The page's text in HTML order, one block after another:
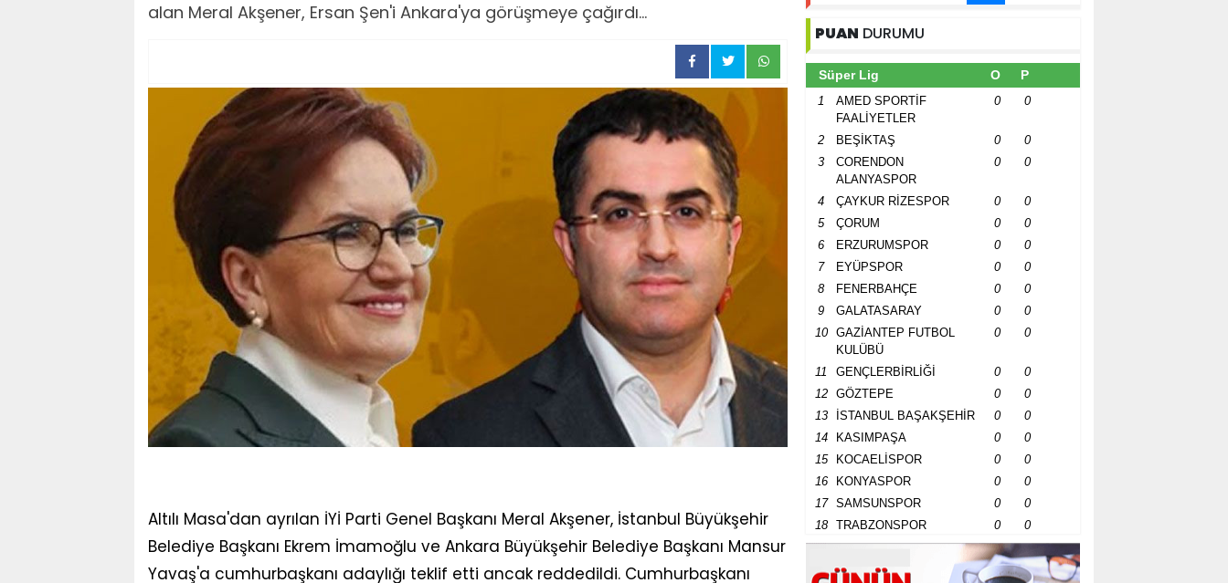
alan Meral Akşener, Ersan Şen'i Ankara'ya görüşmeye çağırdı...
Altılı Masa'dan ayrılan İYİ Parti Genel Başkanı Meral Akşener, İstanbul Büyükşehir
Belediye Başkanı Ekrem İmamoğlu ve Ankara Büyükşehir Belediye Başkanı Mansur
Yavaş'a cumhurbaşkanı adaylığı teklif etti ancak reddedildi. Cumhurbaşkanı
PUAN DURUMU
Süper Lig O P
1
AMED SPORTİF
FAALİYETLER
0 0
2 BEŞİKTAŞ 0
0
3
CORENDON
ALANYASPOR
0 0
4 ÇAYKUR RİZESPOR 0
0
5
ÇORUM 0
0
6
ERZURUMSPOR 0
0
7
EYÜPSPOR 0
0
8
FENERBAHÇE 0
0
9
GALATASARAY 0
0
10
GAZİANTEP FUTBOL
KULÜBÜ
0 0
11 GENÇLERBİRLİĞİ 0
0
12
GÖZTEPE 0
0
13
İSTANBUL BAŞAKŞEHİR 0
0
14
KASIMPAŞA 0
0
15
KOCAELİSPOR 0
0
16
KONYASPOR 0
0
17
SAMSUNSPOR 0
0
18
TRABZONSPOR 0 0